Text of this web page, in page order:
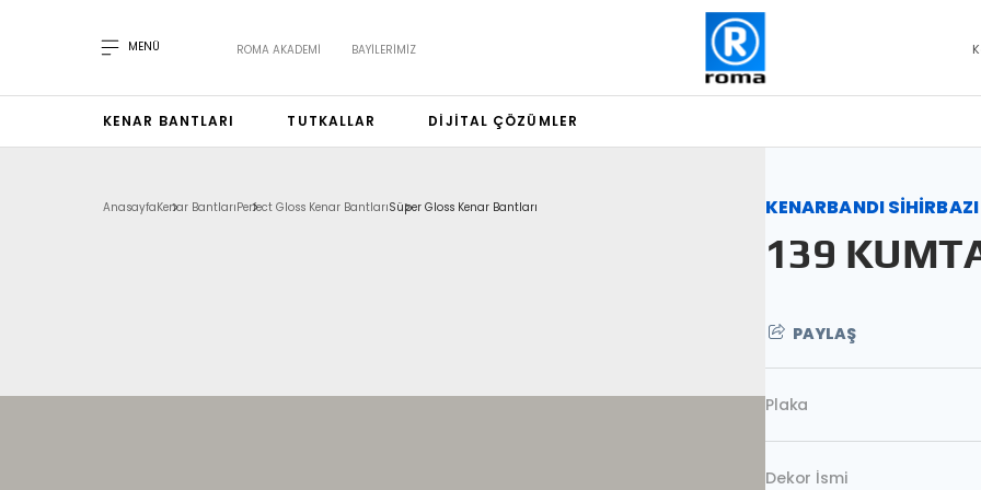
MENÜ ROMA AKADEMI BAYILERIMIZ
KENAR BANTLARI TUTKALLAR DIJITAL ÇÖZÜMLER
AnasayfaKenar BantlarıPerfect Gloss Kenar BantlarıSüper Gloss Kenar Bantları KENARBANDI SİHİRBAZI
139
PAYLAŞ
Plaka
Dekor İsmi